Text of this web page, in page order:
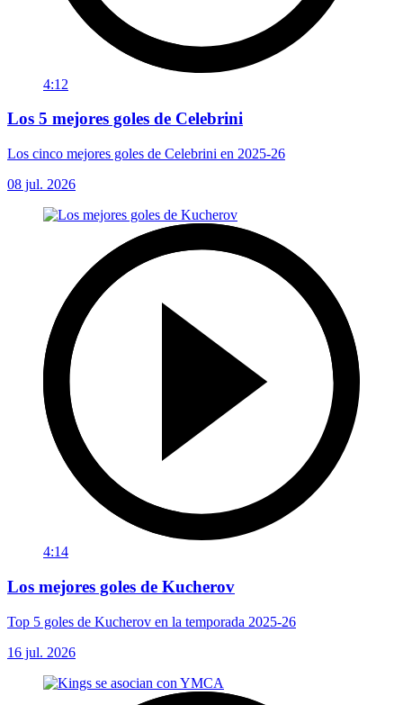
4:12
Los 5 mejores goles de Celebrini
Los cinco mejores goles de Celebrini en 2025-26
08 jul. 2026
4:14
Los mejores goles de Kucherov
Top 5 goles de Kucherov en la temporada 2025-26
16 jul. 2026